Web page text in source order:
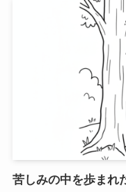
苦しみの中を歩まれ